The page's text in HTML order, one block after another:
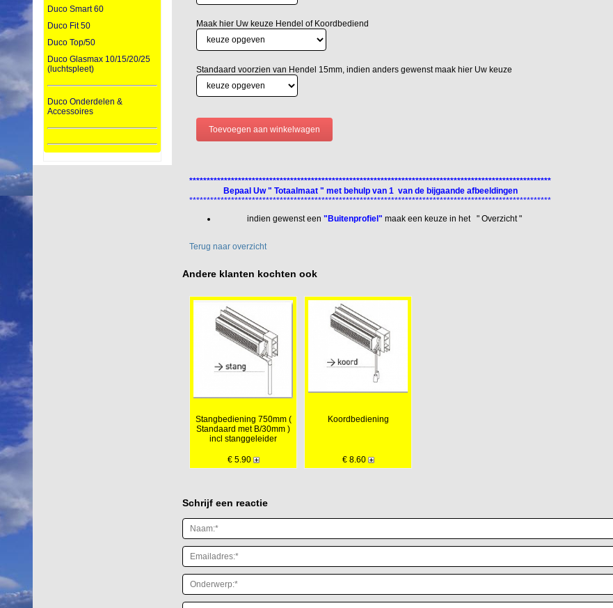
Duco Smart 60
Duco Fit 50
Duco Top/50
Duco Glasmax 10/15/20/25
(luchtspleet)
Duco Onderdelen &
Accessoires
Maak hier Uw keuze Hendel of Koordbediend
Standaard voorzien van Hendel 15mm, indien anders gewenst maak hier Uw keuze
********************************************************************************************************
Bepaal Uw " Totaalmaat " met behulp van 1 van de bijgaande afbeeldingen
********************************************************************************************************
indien gewenst een "Buitenprofiel" maak een keuze in het " Overzicht "
Terug naar overzicht
Andere klanten kochten ook
Stangbediening 750mm (
Standaard met B/30mm )
incl stanggeleider
€ 5.90
Koordbediening
€ 8.60
Schrijf een reactie